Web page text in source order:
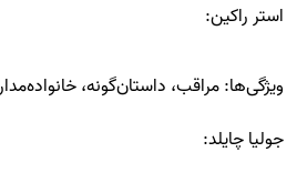
استر راکین:
ویژگی‌ها: مراقب، داستان‌گونه،
جولیا چایلد: